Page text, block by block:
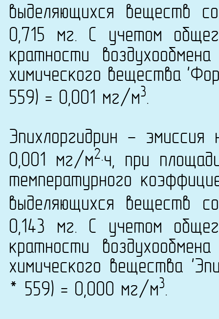
выделяющихся веществ
0,715 мг. С учетом
кратности
химического вещества
559) = 0,001 мг/м3.
Эпихлоргидрин - эмиссия
0,001 мг/м2·ч, при
температурного
выделяющихся веществ
0,143 мг. С учетом
кратности
химического вещества
* 559) = 0,000 мг/м3.